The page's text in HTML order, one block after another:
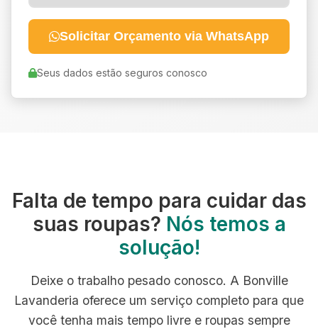
Solicitar Orçamento via WhatsApp
Seus dados estão seguros conosco
Falta de tempo para cuidar das
suas roupas? Nós temos a
solução!
Deixe o trabalho pesado conosco. A Bonville
Lavanderia oferece um serviço completo para que
você tenha mais tempo livre e roupas sempre